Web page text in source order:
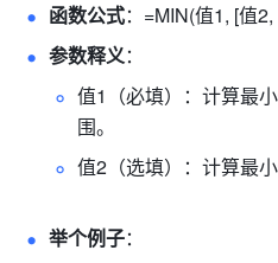
函数公式：=MIN(值1, [值2,
参数释义：
值1（必填）：计算最
围。
举个例子：